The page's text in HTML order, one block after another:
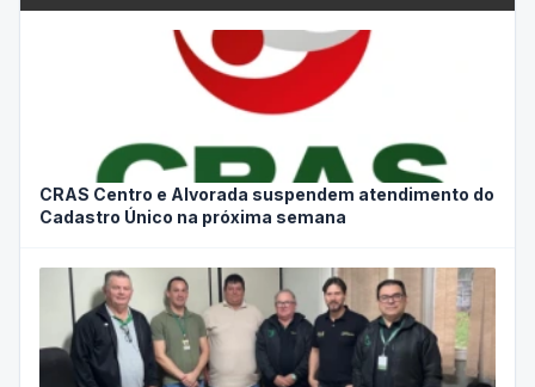
CRAS Centro e Alvorada suspendem atendimento do
Cadastro Único na próxima semana